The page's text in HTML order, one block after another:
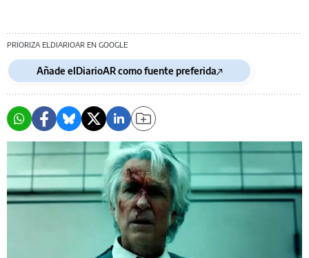
PRIORIZA ELDIARIOAR EN GOOGLE
Añade elDiarioAR como fuente preferida